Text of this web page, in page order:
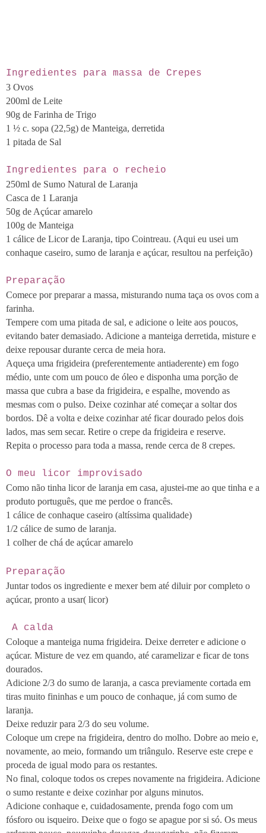
Ingredientes para massa de Crepes
3 Ovos
200ml de Leite
90g de Farinha de Trigo
1 ½ c. sopa (22,5g) de Manteiga, derretida
1 pitada de Sal
Ingredientes para o recheio
250ml de Sumo Natural de Laranja
Casca de 1 Laranja
50g de Açúcar amarelo
100g de Manteiga
1 cálice de Licor de Laranja, tipo Cointreau. (Aqui eu usei um
conhaque caseiro, sumo de laranja e açúcar, resultou na perfeição)
Preparação
Comece por preparar a massa, misturando numa taça os ovos com a
farinha.
Tempere com uma pitada de sal, e adicione o leite aos poucos,
evitando bater demasiado. Adicione a manteiga derretida, misture e
deixe repousar durante cerca de meia hora.
Aqueça uma frigideira (preferentemente antiaderente) em fogo
médio, unte com um pouco de óleo e disponha uma porção de
massa que cubra a base da frigideira, e espalhe, movendo as
mesmas com o pulso. Deixe cozinhar até começar a soltar dos
bordos. Dê a volta e deixe cozinhar até ficar dourado pelos dois
lados, mas sem secar. Retire o crepe da frigideira e reserve.
Repita o processo para toda a massa, rende cerca de 8 crepes.
O meu licor improvisado
Como não tinha licor de laranja em casa, ajustei-me ao que tinha e a
produto português, que me perdoe o francês.
1 cálice de conhaque caseiro (altíssima qualidade)
1/2 cálice de sumo de laranja.
1 colher de chá de açúcar amarelo
Preparação
Juntar todos os ingrediente e mexer bem até diluir por completo o
açúcar, pronto a usar( licor)
A calda
Coloque a manteiga numa frigideira. Deixe derreter e adicione o
açúcar. Misture de vez em quando, até caramelizar e ficar de tons
dourados.
Adicione 2/3 do sumo de laranja, a casca previamente cortada em
tiras muito fininhas e um pouco de conhaque, já com sumo de
laranja.
Deixe reduzir para 2/3 do seu volume.
Coloque um crepe na frigideira, dentro do molho. Dobre ao meio e,
novamente, ao meio, formando um triângulo. Reserve este crepe e
proceda de igual modo para os restantes.
No final, coloque todos os crepes novamente na frigideira. Adicione
o sumo restante e deixe cozinhar por alguns minutos.
Adicione conhaque e, cuidadosamente, prenda fogo com um
fósforo ou isqueiro. Deixe que o fogo se apague por si só. Os meus